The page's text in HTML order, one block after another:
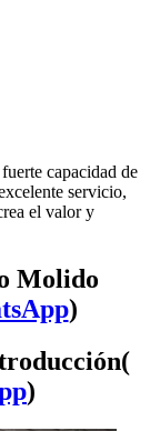
capacidad de
servicio,
el valor y
Molido
)
)